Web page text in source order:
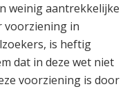
weinig aantrekkelijke
voorziening in
is heftig
dat in deze wet niet
voorziening is door